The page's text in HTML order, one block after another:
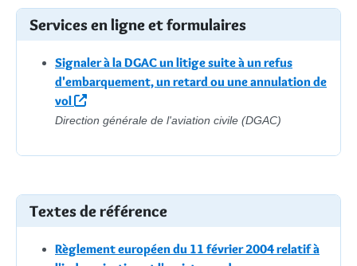
Services en ligne et formulaires
Signaler à la DGAC un litige suite à un refus
d'embarquement, un retard ou une annulation de
vol
Direction générale de l'aviation civile (DGAC)
Textes de référence
Règlement européen du 11 février 2004 relatif à